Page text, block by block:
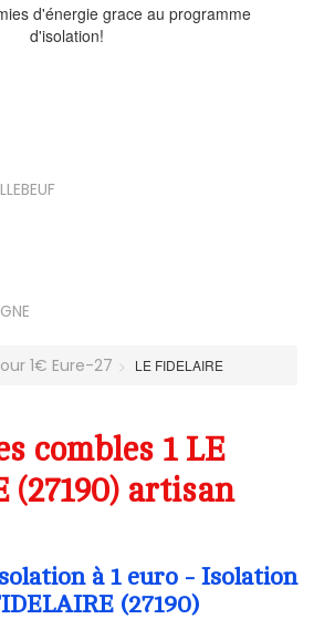
d'énergie grace au programme
d'isolation!
1€ Eure-27 LE FIDELAIRE
combles 1 LE
(27190) artisan
à 1 euro - Isolation
(27190)